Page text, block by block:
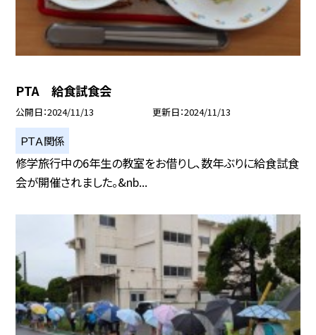
PTA 給食試食会
公開日 2024/11/13 更新日 2024/11/13
ＰＴＡ関係
修学旅行中の6年生の教室をお借りし、数年ぶりに給食試食
会が開催されました。&nb...